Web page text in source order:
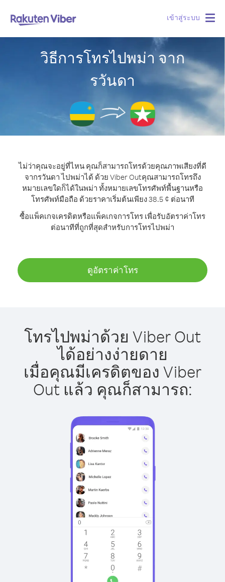
เข้าสู่ระบบ
วิธีการโทรไปพม่า จาก
รวันดา
ไม่ว่าคุณจะอยู่ที่ไหน คุณก็สามารถโทรด้วยคุณภาพเสียงที่ดี
จากรวันดา ไปพม่าได้ ด้วย Viber Outคุณสามารถโทรถึง
หมายเลขใดก็ได้ในพม่า ทั้งหมายเลขโทรศัพท์พื้นฐานหรือ
โทรศัพท์มือถือ ด้วยราคาเริ่มต้นเพียง 38.5 ¢ ต่อนาที
ซื้อแพ็คเกจเครดิตหรือแพ็คเกจการโทร เพื่อรับอัตราค่าโทร
ต่อนาทีที่ถูกที่สุดสำหรับการโทรไปพม่า
ดูอัตราค่าโทร
โทรไปพม่าด้วย Viber Out
ได้อย่างง่ายดาย
เมื่อคุณมีเครดิตของ Viber
Out แล้ว คุณก็สามารถ: